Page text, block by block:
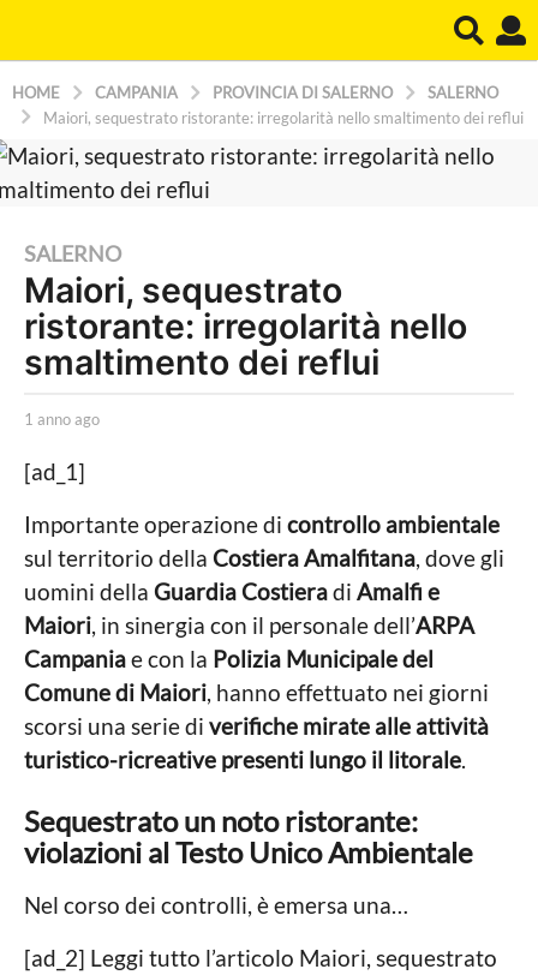
HOME CAMPANIA PROVINCIA DI SALERNO
SALERNO
Maiori, sequestrato ristorante: irregolarità nello smaltimento dei reflui
1
a
n
n
a
o
1
a
n
n
o
a
g
o
SALERNO
Maiori, sequestrato
ristorante: irregolarità nello
smaltimento dei reflui
b
C
a
r
r
i
r
o
1 anno ago
a
g
[ad_1]
Importante operazione di controllo ambientale
sul territorio della Costiera Amalfitana, dove gli
uomini della Guardia Costieradi Amalfi e
Maiori, in sinergia con il personale dell’ARPA
Campaniae con la Polizia Municipale del
Comune di Maiori, hanno effettuato nei giorni
scorsi una serie di verifiche mirate alle attività
turistico-ricreative presenti lungo il litorale.
Sequestrato un noto ristorante:
violazioni al Testo Unico Ambientale
Nel corso dei controlli, è emersa una…
[ad_2] Leggi tutto l’articolo Maiori, sequestrato